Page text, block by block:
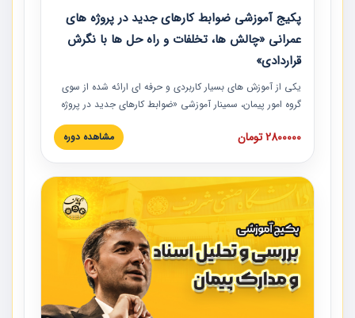
پکیج آموزشی ضوابط کارهای جدید در پروژه های
عمرانی «چالش ها، تخلفات و راه حل ها با نگرش
قراردادی»
یکی از آموزش‏‏‏‏‏‏ های بسیار کاربردی و حرفه‏ ای ارائه شده از سوی
گروه امور پیمان، سمینار آموزشی «ضوابط کارهای جدید در پروژه
های عمرانی» چالش ها، تخلفات و راه حل ها با نگرش قراردادی
است که در محل سندیکای شرکت های ساختمانی کشور ارائه شد.
مدارک پیمان به همراه تجربیات عملی ارائه شده است.
2800000 تومان مشاهده دوره